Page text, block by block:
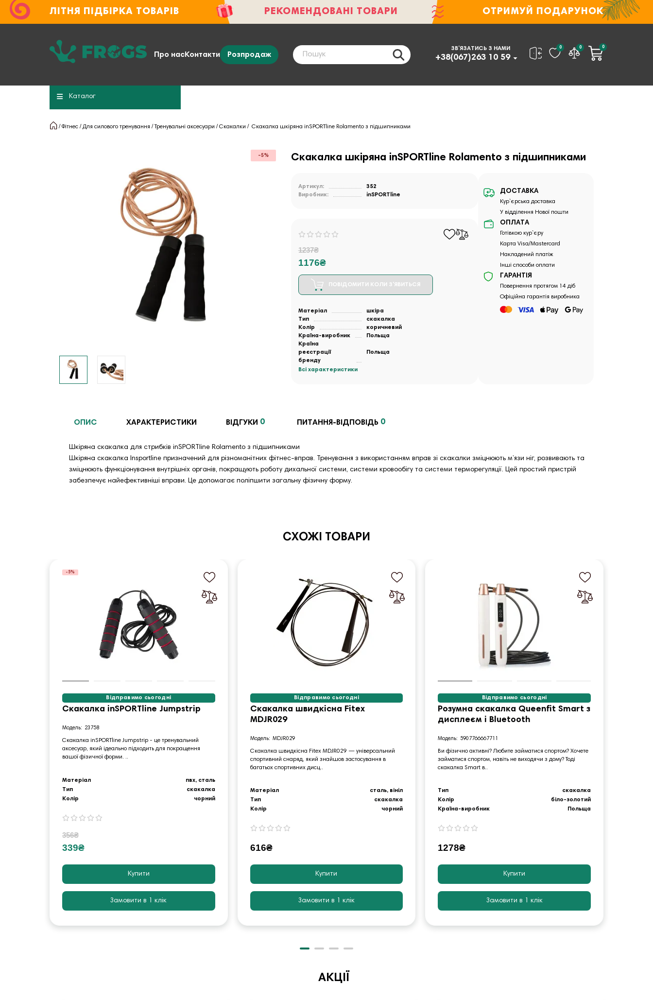
ЛІТНЯ ПІДБІРКА ТОВАРІВ РЕКОМЕНДОВАНІ ТОВАРИ ОТРИМУЙ ПОДАРУНОК
Про насКонтакти Розпродаж
ЗВ’ЯЗАТИСЬ З НАМИ
+38(067)263 10 59
0 0 0
Каталог
Фітнес Для силового тренування Тренувальні аксесуари Скакалки Скакалка шкіряна inSPORTline Rolamento з підшипниками
-5% Скакалка шкіряна inSPORTline Rolamento з підшипниками
Артикул:
352
Виробник:
inSPORTline
1237₴
1176₴
ПОВІДОМИТИ КОЛИ З'ЯВИТЬСЯ
Матеріал
шкіра
Тип
скакалка
Колір
коричневий
Країна-виробник
Польща
Країна
реєстрації
бренду
Польща
Всі характеристики
ДОСТАВКА
Кур`єрська доставка
У відділення Нової пошти
ОПЛАТА
Готівкою кур`єру
Карта Visa/Mastercard
Накладений платіж
Інші способи оплати
ГАРАНТІЯ
Повернення протягом 14 діб
Офіційна гарантія виробника
ОПИС ХАРАКТЕРИСТИКИ ВІДГУКИ 0 ПИТАННЯ-ВІДПОВІДЬ 0
Шкіряна скакалка для стрибків inSPORTline Rolamento з підшипниками
Шкіряна скакалка Insportline призначений для різноманітних фітнес-вправ. Тренування з використанням вправ зі скакалки зміцнюють м’язи ніг, розвивають та
зміцнюють функціонування внутрішніх органів, покращують роботу дихальної системи, системи кровообігу та системи терморегуляції. Цей простий пристрій
забезпечує найефективніші вправи. Це допомагає поліпшити загальну фізичну форму.
СХОЖІ ТОВАРИ
-5%
Відправимо сьогодні
Скакалка inSPORTline Jumpstrip
23758
Скакалка inSPORTline Jumpstrip - це тренувальний
аксесуар, який ідеально підходить для покращення
вашої фізичної форми. ..
Матеріал
пвх, сталь
Тип
скакалка
Колір
чорний
356₴
339₴
Купити
Замовити в 1 клік
Відправимо сьогодні
Скакалка швидкісна Fitex
MDJR029
MDJR029
Скакалка швидкісна Fitex MDJR029 — універсальний
спортивний снаряд, який знайшов застосування в
багатьох спортивних дисц..
Матеріал
сталь, вініл
Тип
скакалка
Колір
чорний
616₴
Купити
Замовити в 1 клік
Відправимо сьогодні
Розумна скакалка Queenfit Smart з
дисплеєм і Bluetooth
5907766667711
Ви фізично активні? Любите займатися спортом? Хочете
займатися спортом, навіть не виходячи з дому? Тоді
скакалка Smart в..
Тип
скакалка
Колір
біло-золотий
Країна-виробник
Польща
1278₴
Купити
Замовити в 1 клік
АКЦІЇ